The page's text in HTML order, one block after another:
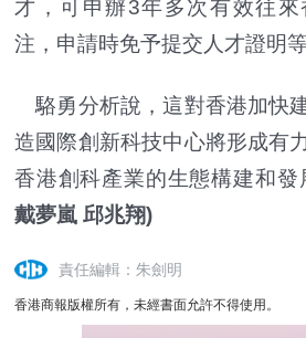
才，可申辦3年多次有效往
注，申請時免予提交人才證明等
駱勇分析說，這對香港加快
造國際創新科技中心將形成有
香港創科產業的生態構建和發
戴夢嵐 邱兆翔)
責任編輯：朱劍明
香港商報版權所有，未經書面允許不得使用。